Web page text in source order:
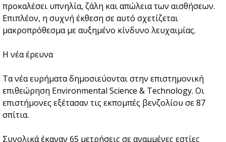
προκαλέσει υπνηλία, ζάλη και απώλεια των αισθήσεων.
Επιπλέον, η συχνή έκθεση σε αυτό σχετίζεται
μακροπρόθεσμα με αυξημένο κίνδυνο λευχαιμίας.
Η νέα έρευνα
Τα νέα ευρήματα δημοσιεύονται στην επιστημονική
επιθεώρηση Environmental Science & Technology. Οι
επιστήμονες εξέτασαν τις εκπομπές βενζολίου σε 87
σπίτια.
Συνολικά έκαναν 65 μετρήσεις σε αναμμένες εστίες